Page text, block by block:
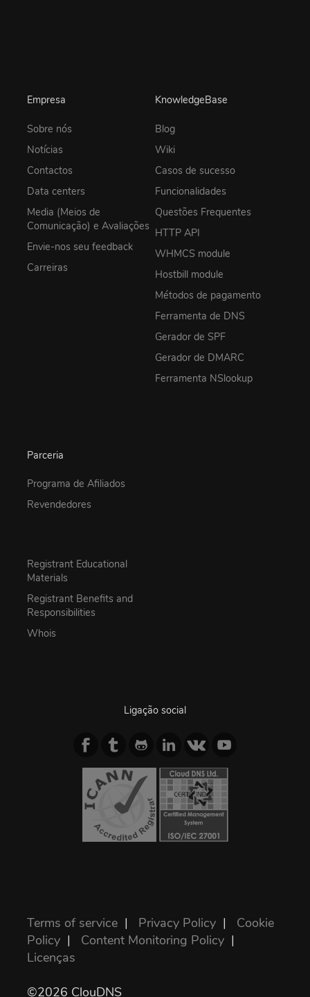
Empresa
Sobre nós
Notícias
Contactos
Data centers
Media (Meios de
Comunicação) e Avaliações
Envie-nos seu feedback
Carreiras
KnowledgeBase
Blog
Wiki
Casos de sucesso
Funcionalidades
Questões Frequentes
HTTP API
WHMCS module
Hostbill module
Métodos de pagamento
Ferramenta de DNS
Gerador de SPF
Gerador de DMARC
Ferramenta NSlookup
Parceria
Programa de Afiliados
Revendedores
Registrant Educational
Materials
Registrant Benefits and
Responsibilities
Whois
Ligação social
Terms of service | Privacy Policy | Cookie
Policy | Content Monitoring Policy |
Licenças
©2026 ClouDNS